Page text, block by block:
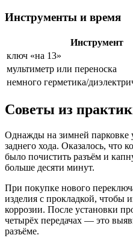
Инструменты и время
Инструмент
ключ «на 13»
мультиметр или переноска
немного герметика/
Советы из
Однажды на зимней парковке
заднего хода. Оказалось, что
было почистить разъём и
больше десяти минут.
При покупке нового
изделия с прокладкой, чтобы
коррозии. После установки
четырёх передачах — это
разъёме.